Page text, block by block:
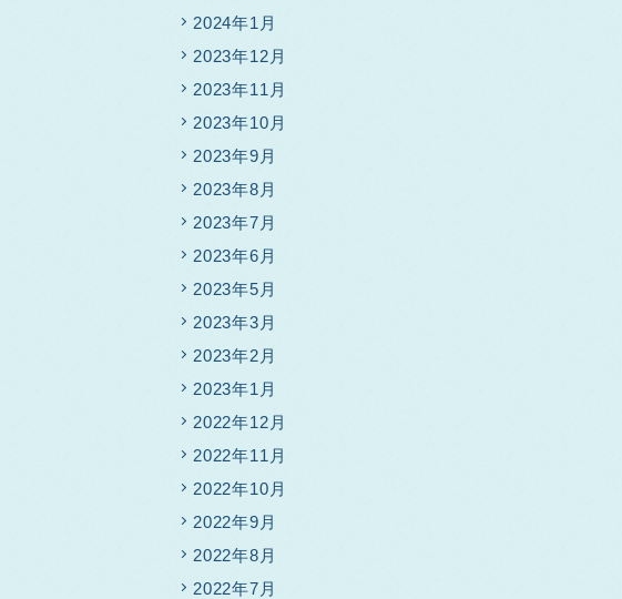
2024年1月
2023年12月
2023年11月
2023年10月
2023年9月
2023年8月
2023年7月
2023年6月
2023年5月
2023年3月
2023年2月
2023年1月
2022年12月
2022年11月
2022年10月
2022年9月
2022年8月
2022年7月